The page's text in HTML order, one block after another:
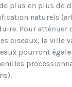
plus en plus de
naturels
Pour atténuer
oiseaux, la ville
pourront